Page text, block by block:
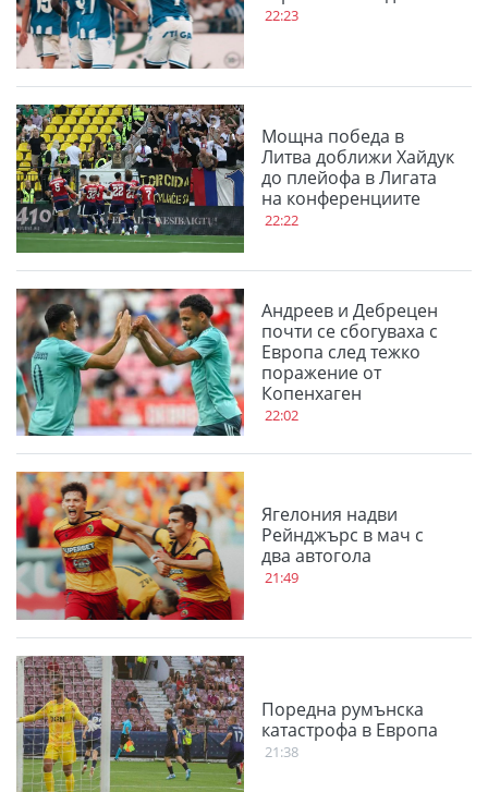
22:23
Мощна победа в
Литва доближи Хайдук
до плейофа в Лигата
на конференциите
22:22
Андреев и Дебрецен
почти се сбогуваха с
Европа след тежко
поражение от
Копенхаген
22:02
Ягелония надви
Рейнджърс в мач с
два автогола
21:49
Поредна румънска
катастрофа в Европа
21:38